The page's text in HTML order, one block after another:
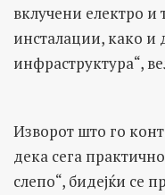
вклучени електро
инсталации, како и
инфраструктура“,
Изворот што го
дека сега
слепо“, бидејќи се